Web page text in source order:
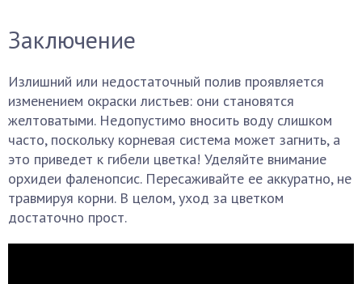
Заключение
Излишний или недостаточный полив проявляется
изменением окраски листьев: они становятся
желтоватыми. Недопустимо вносить воду слишком
часто, поскольку корневая система может загнить, а
это приведет к гибели цветка! Уделяйте внимание
орхидеи фаленопсис. Пересаживайте ее аккуратно, не
травмируя корни. В целом, уход за цветком
достаточно прост.